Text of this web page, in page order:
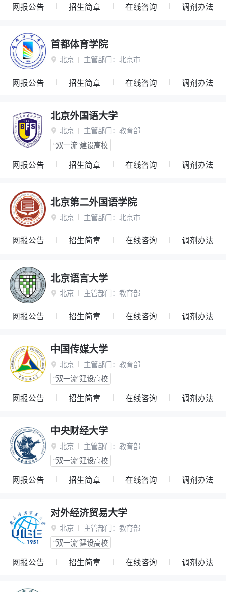
网报公告 招生简章 在线咨询 调剂办法
首都体育学院
 北京 主管部门： 北京市
网报公告 招生简章 在线咨询 调剂办法
北京外国语大学
 北京 主管部门： 教育部
“双一流”建设高校
网报公告 招生简章 在线咨询 调剂办法
北京第二外国语学院
 北京 主管部门： 北京市
网报公告 招生简章 在线咨询 调剂办法
北京语言大学
 北京 主管部门： 教育部
网报公告 招生简章 在线咨询 调剂办法
中国传媒大学
 北京 主管部门： 教育部
“双一流”建设高校
网报公告 招生简章 在线咨询 调剂办法
中央财经大学
 北京 主管部门： 教育部
“双一流”建设高校
网报公告 招生简章 在线咨询 调剂办法
对外经济贸易大学
 北京 主管部门： 教育部
“双一流”建设高校
网报公告 招生简章 在线咨询 调剂办法